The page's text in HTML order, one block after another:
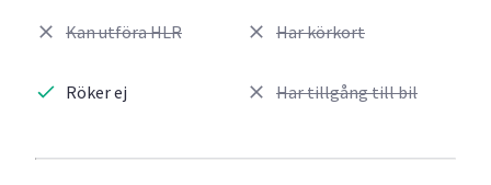
Kan utföra HLR
Röker ej
Har körkort
Har tillgång till bil